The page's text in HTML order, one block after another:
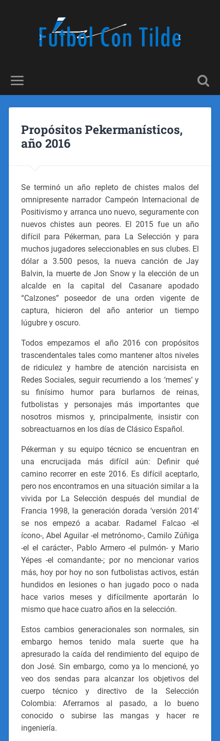
Propósitos Pekermanísticos,
año 2016
Se terminó un año repleto de chistes malos del
omnipresente narrador Campeón Internacional de
Positivismo y arranca uno nuevo, seguramente con
nuevos chistes aun peores. El 2015 fue un año
difícil para Pékerman, para La Selección y para
muchos jugadores seleccionables en sus clubes. El
dólar a 3.500 pesos, la nueva canción de Jay
Balvin, la muerte de Jon Snow y la elección de un
alcalde en la capital del Casanare apodado
“Calzones” poseedor de una orden vigente de
captura, hicieron del año anterior un tiempo
lúgubre y oscuro.
Todos empezamos el año 2016 con propósitos
trascendentales tales como mantener altos niveles
de ridiculez y hambre de atención narcisista en
Redes Sociales, seguir recurriendo a los ‘memes’ y
su finísimo humor para burlarnos de reinas,
futbolistas y personajes más importantes que
nosotros mismos y, principalmente, insistir con
sobreactuarnos en los días de Clásico Español.
Pékerman y su equipo técnico se encuentran en
una encrucijada más difícil aún: Definir qué
camino recorrer en este 2016. Es difícil aceptarlo,
pero nos encontramos en una situación similar a la
vivida por La Selección después del mundial de
Francia 1998, la generación dorada ‘versión 2014’
se nos empezó a acabar. Radamel Falcao -el
ícono-, Abel Aguilar -el metrónomo-, Camilo Zúñiga
-el el carácter-, Pablo Armero -el pulmón- y Mario
Yépes -el comandante-; por no mencionar varios
más, hoy por hoy no son futbolistas activos, están
hundidos en lesiones o han jugado poco o nada
hace varios meses y difícilmente aportarán lo
mismo que hace cuatro años en la selección.
Estos cambios generacionales son normales, sin
embargo hemos tenido mala suerte que ha
apresurado la caída del rendimiento del equipo de
don José. Sin embargo, como ya lo mencioné, yo
veo dos sendas para alcanzar los objetivos del
cuerpo técnico y directivo de la Selección
Colombia: Aferrarnos al pasado, a lo bueno
conocido o subirse las mangas y hacer re
ingeniería.